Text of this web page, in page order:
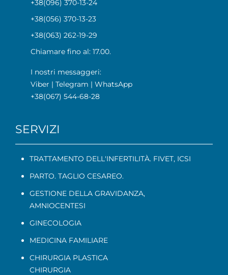
+38(096) 370-13-24
+38(056) 370-13-23
+38(063) 262-19-29
Chiamare fino al: 17.00.
I nostri messaggeri:
Viber | Telegram | WhatsApp
+38(067) 544-68-28
SERVIZI
TRATTAMENTO DELL'INFERTILITÀ. FIVET, ICSI
PARTO. TAGLIO CESAREO.
GESTIONE DELLA GRAVIDANZA,
AMNIOCENTESI
GINECOLOGIA
MEDICINA FAMILIARE
CHIRURGIA PLASTICA
CHIRURGIA